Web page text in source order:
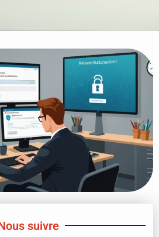
suivre